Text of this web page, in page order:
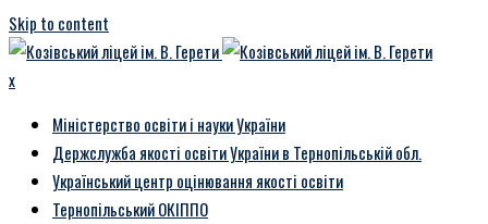
Skip to content
x
Міністерство освіти і науки України
Держслужба якості освіти України в Тернопільській обл.
Український центр оцінювання якості освіти
Тернопільський ОКІППО